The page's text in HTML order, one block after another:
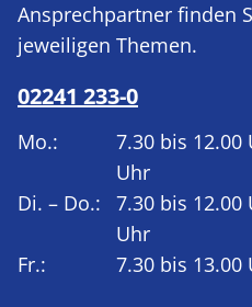
Ansprechpartner finden
jeweiligen Themen.
02241 233-0
Mo.:
7.30 bis 12.00
Uhr
Di. – Do.:
7.30 bis 12.00
Uhr
Fr.:
7.30 bis 13.00